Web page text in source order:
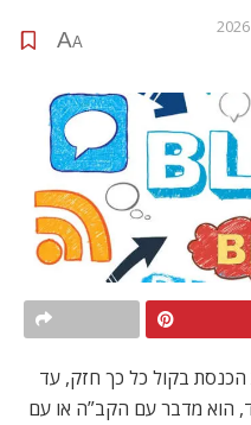
A
A
בקול כל כך חזק, עד
הוא מדבר עם הקב”ה או עם